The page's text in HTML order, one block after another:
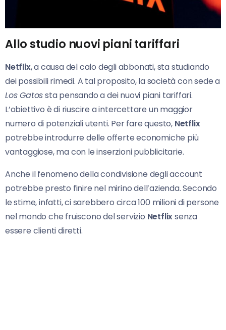
Allo studio nuovi piani tariffari
Netflix, a causa del calo degli abbonati, sta studiando
dei possibili rimedi. A tal proposito, la società con sede a
Los Gatossta pensando a dei nuovi piani tariffari.
L’obiettivo è di riuscire a intercettare un maggior
numero di potenziali utenti. Per fare questo, Netflix
potrebbe introdurre delle offerte economiche più
vantaggiose, ma con le inserzioni pubblicitarie.
Anche il fenomeno della condivisione degli account
potrebbe presto finire nel mirino dell’azienda. Secondo
le stime, infatti, ci sarebbero circa 100 milioni di persone
nel mondo che fruiscono del servizio Netflixsenza
essere clienti diretti.